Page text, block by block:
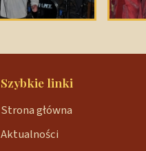
Szybkie linki
Strona główna
Aktualności